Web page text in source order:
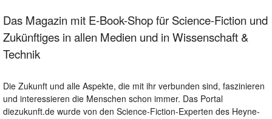
Das Magazin mit E-Book-Shop für Science-Fiction und
Zukünftiges in allen Medien und in Wissenschaft &
Technik
Die Zukunft und alle Aspekte, die mit ihr verbunden sind, faszinieren
und interessieren die Menschen schon immer. Das Portal
diezukunft.de wurde von den Science-Fiction-Experten des Heyne-